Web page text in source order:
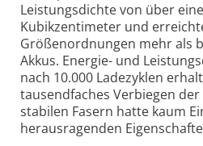
Leistungsdichte von über
Kubikzentimeter und
Größenordnungen mehr als
Akkus. Energie- und
nach 10.000 Ladezyklen
tausendfaches Verbiegen
stabilen Fasern hatte kaum
herausragenden